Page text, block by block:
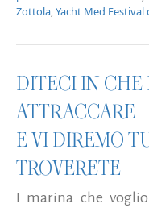
Zottola,Yacht Med Festival
DITECI IN CHE
ATTRACCARE
E VI DIREMO
TROVERETE
I marina che